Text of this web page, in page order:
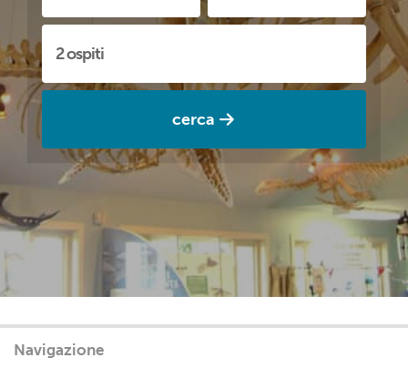
cerca
Navigazione